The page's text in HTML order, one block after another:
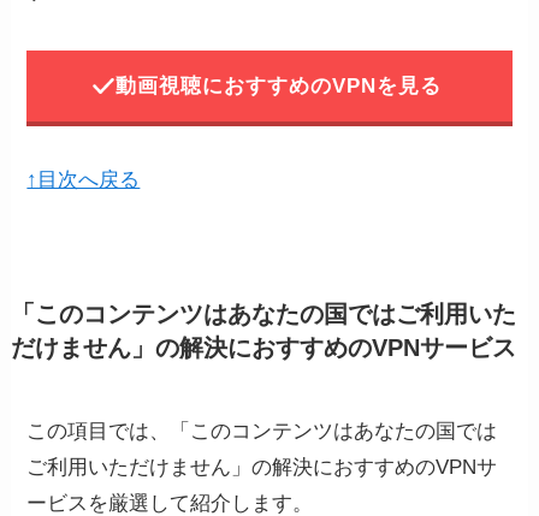
動画視聴におすすめのVPNを見る
↑目次へ戻る
「このコンテンツはあなたの国ではご利用いた
だけません」の解決におすすめのVPNサービス
この項目では、「このコンテンツはあなたの国では
ご利用いただけません」の解決におすすめのVPNサ
ービスを厳選して紹介します。